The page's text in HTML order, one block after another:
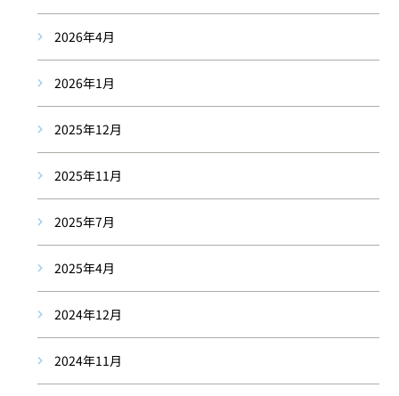
2026年4月
2026年1月
2025年12月
2025年11月
2025年7月
2025年4月
2024年12月
2024年11月